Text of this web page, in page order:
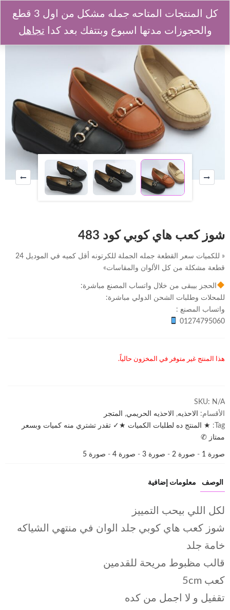
شوز كعب هاي كوبي كود 483
« للكميات سعر القطعة جمله الجملة للكرتونه أقل كميه في الموديل 24
قطعة مشكلة من كل الألوان والمقاسات»
الحجز بيبقى من خلال واتساب المصنع مباشرة:
للمحلات وطلبات الشحن الدولي مباشرة:
واتساب المصنع :
01274795060
هذا المنتج غير متوفر في المخزون حالياً.
SKU: N/A
الأقسام:
الاحذيه, الاحذيه الحريمي,
المتجر
Tag:
★ المنتج ده لطلبات الكميات ★✓ تقدر تشتري منه كميات وبسعر
ممتاز ✆
صورة 1 - صورة 2 - صورة 3 - صورة 4 - صورة 5
الوصف معلومات إضافية
لكل اللي بيحب التمييز
شوز كعب هاي كوبي جلد الوان في منتهي الشياكه
خامة جلد
قالب مظبوط مريحة للقدمين
كعب 5cm
تقفيل و لا اجمل من كده
كل المنتجات المتاحه جمله مشكل من اول 3 قطع
والحجوزات مدتها اسبوع وبتتفك بعد كدا تجاهل